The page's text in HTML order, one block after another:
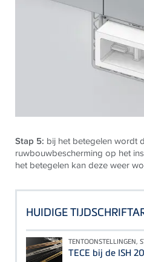
Stap 5: bij het betegelen wordt
ruwbouwbescherming op het
het betegelen kan deze weer
HUIDIGE
TENTOONSTELLINGEN,
TECE bij de ISH